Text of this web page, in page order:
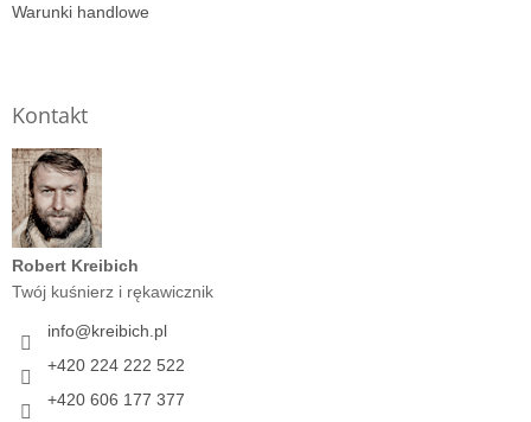
Warunki handlowe
Kontakt
Robert Kreibich
Twój kuśnierz i rękawicznik
info@kreibich.pl
+420 224 222 522
+420 606 177 377